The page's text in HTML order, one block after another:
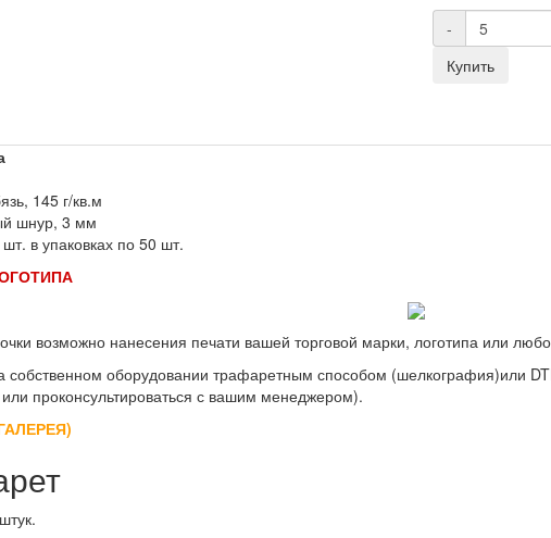
-
Купить
145 г/кв.м
шнур, 3 мм
в упаковках по 50 шт.
возможно нанесения печати вашей торговой марки, логотипа или
собственном оборудовании трафаретным способом (шелкография)или
или проконсультироваться с вашим менеджером).